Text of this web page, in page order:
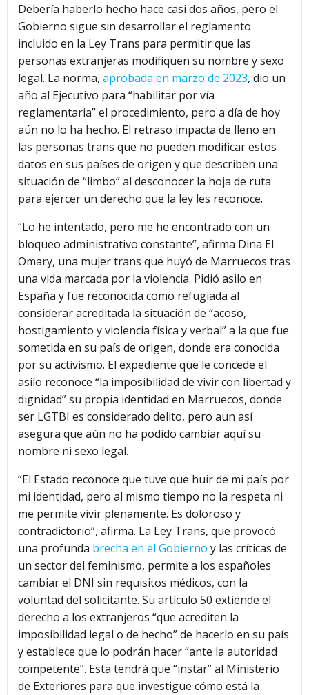
Debería haberlo hecho hace casi dos años, pero el
Gobierno sigue sin desarrollar el reglamento
incluido en la Ley Trans para permitir que las
personas extranjeras modifiquen su nombre y sexo
legal. La norma, aprobada en marzo de 2023, dio un
año al Ejecutivo para “habilitar por vía
reglamentaria” el procedimiento, pero a día de hoy
aún no lo ha hecho. El retraso impacta de lleno en
las personas trans que no pueden modificar estos
datos en sus países de origen y que describen una
situación de “limbo” al desconocer la hoja de ruta
para ejercer un derecho que la ley les reconoce.
“Lo he intentado, pero me he encontrado con un
bloqueo administrativo constante”, afirma Dina El
Omary, una mujer trans que huyó de Marruecos tras
una vida marcada por la violencia. Pidió asilo en
España y fue reconocida como refugiada al
considerar acreditada la situación de “acoso,
hostigamiento y violencia física y verbal” a la que fue
sometida en su país de origen, donde era conocida
por su activismo. El expediente que le concede el
asilo reconoce “la imposibilidad de vivir con libertad y
dignidad” su propia identidad en Marruecos, donde
ser LGTBI es considerado delito, pero aun así
asegura que aún no ha podido cambiar aquí su
nombre ni sexo legal.
“El Estado reconoce que tuve que huir de mi país por
mi identidad, pero al mismo tiempo no la respeta ni
me permite vivir plenamente. Es doloroso y
contradictorio”, afirma. La Ley Trans, que provocó
una profunda brecha en el Gobierno y las críticas de
un sector del feminismo, permite a los españoles
cambiar el DNI sin requisitos médicos, con la
voluntad del solicitante. Su artículo 50 extiende el
derecho a los extranjeros “que acrediten la
imposibilidad legal o de hecho” de hacerlo en su país
y establece que lo podrán hacer “ante la autoridad
competente”. Esta tendrá que “instar” al Ministerio
de Exteriores para que investigue cómo está la